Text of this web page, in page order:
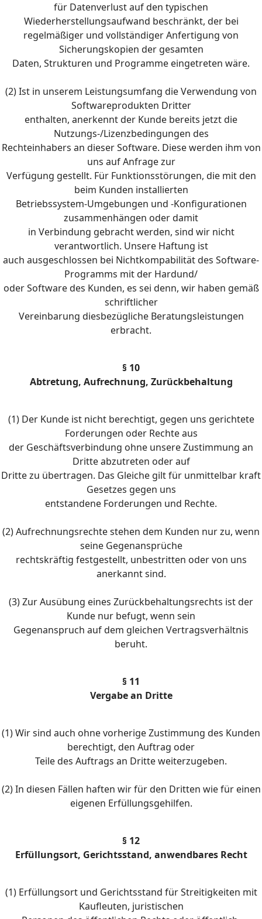
für Datenverlust auf den typischen
Wiederherstellungsaufwand beschränkt, der bei
regelmäßiger und vollständiger Anfertigung von
Sicherungskopien der gesamten
Daten, Strukturen und Programme eingetreten wäre.
(2) Ist in unserem Leistungsumfang die Verwendung von
Softwareprodukten Dritter
enthalten, anerkennt der Kunde bereits jetzt die
Nutzungs-/Lizenzbedingungen des
Rechteinhabers an dieser Software. Diese werden ihm von
uns auf Anfrage zur
Verfügung gestellt. Für Funktionsstörungen, die mit den
beim Kunden installierten
Betriebssystem-Umgebungen und -Konfigurationen
zusammenhängen oder damit
in Verbindung gebracht werden, sind wir nicht
verantwortlich. Unsere Haftung ist
auch ausgeschlossen bei Nichtkompabilität des Software-
Programms mit der Hardund/
oder Software des Kunden, es sei denn, wir haben gemäß
schriftlicher
Vereinbarung diesbezügliche Beratungsleistungen
erbracht.
§ 10
Abtretung, Aufrechnung, Zurückbehaltung
(1) Der Kunde ist nicht berechtigt, gegen uns gerichtete
Forderungen oder Rechte aus
der Geschäftsverbindung ohne unsere Zustimmung an
Dritte abzutreten oder auf
Dritte zu übertragen. Das Gleiche gilt für unmittelbar kraft
Gesetzes gegen uns
entstandene Forderungen und Rechte.
(2) Aufrechnungsrechte stehen dem Kunden nur zu, wenn
seine Gegenansprüche
rechtskräftig festgestellt, unbestritten oder von uns
anerkannt sind.
(3) Zur Ausübung eines Zurückbehaltungsrechts ist der
Kunde nur befugt, wenn sein
Gegenanspruch auf dem gleichen Vertragsverhältnis
beruht.
§ 11
Vergabe an Dritte
(1) Wir sind auch ohne vorherige Zustimmung des Kunden
berechtigt, den Auftrag oder
Teile des Auftrags an Dritte weiterzugeben.
(2) In diesen Fällen haften wir für den Dritten wie für einen
eigenen Erfüllungsgehilfen.
§ 12
Erfüllungsort, Gerichtsstand, anwendbares Recht
(1) Erfüllungsort und Gerichtsstand für Streitigkeiten mit
Kaufleuten, juristischen